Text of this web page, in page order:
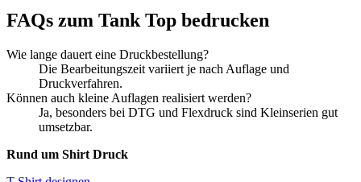
FAQs zum Tank Top bedrucken
Wie lange dauert eine Druckbestellung?
Die Bearbeitungszeit variiert je nach Auflage und
Druckverfahren.
Können auch kleine Auflagen realisiert werden?
Ja, besonders bei DTG und Flexdruck sind Kleinserien gut
umsetzbar.
Rund um Shirt Druck